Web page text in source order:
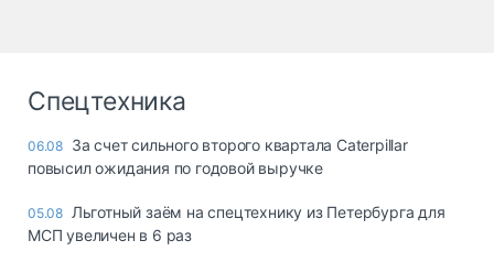
Спецтехника
06.08 За счет сильного второго квартала Caterpillar
повысил ожидания по годовой выручке
05.08 Льготный заём на спецтехнику из Петербурга для
МСП увеличен в 6 раз